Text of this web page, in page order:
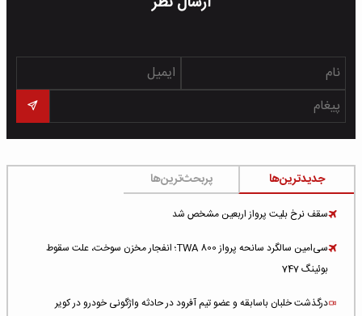
جدیدترین‌ها پربحث‌ترین‌ها
سقف نرخ بلیت پرواز اربعین مشخص شد
سی‌امین سالگرد سانحه پرواز TWA 800؛ انفجار مخزن سوخت، علت سقوط
بوئینگ 747
درگذشت خلبان باسابقه و عضو تیم آفرود در حادثه واژگونی خودرو در کویر